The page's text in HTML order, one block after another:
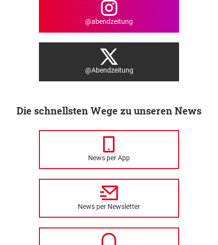
@abendzeitung
@Abendzeitung
Die schnellsten Wege zu unseren News
News per App
News per Newsletter